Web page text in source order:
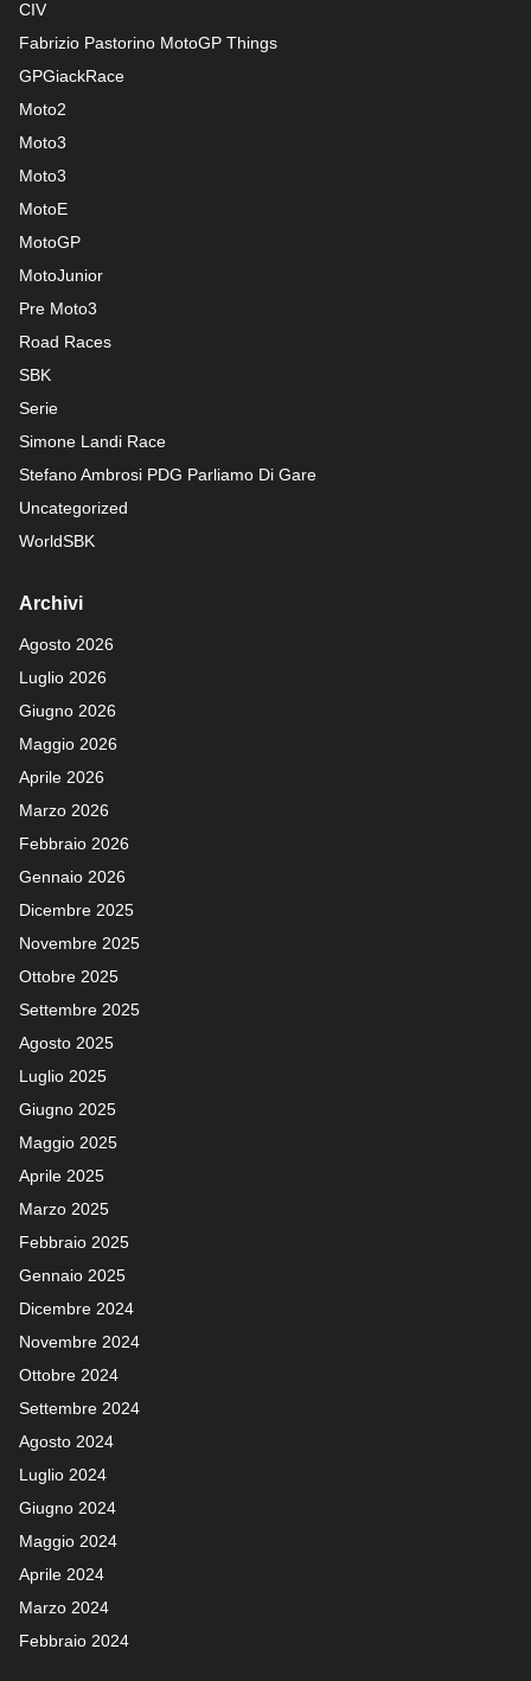
CIV
Fabrizio Pastorino MotoGP Things
GPGiackRace
Moto2
Moto3
Moto3
MotoE
MotoGP
MotoJunior
Pre Moto3
Road Races
SBK
Serie
Simone Landi Race
Stefano Ambrosi PDG Parliamo Di Gare
Uncategorized
WorldSBK
Archivi
Agosto 2026
Luglio 2026
Giugno 2026
Maggio 2026
Aprile 2026
Marzo 2026
Febbraio 2026
Gennaio 2026
Dicembre 2025
Novembre 2025
Ottobre 2025
Settembre 2025
Agosto 2025
Luglio 2025
Giugno 2025
Maggio 2025
Aprile 2025
Marzo 2025
Febbraio 2025
Gennaio 2025
Dicembre 2024
Novembre 2024
Ottobre 2024
Settembre 2024
Agosto 2024
Luglio 2024
Giugno 2024
Maggio 2024
Aprile 2024
Marzo 2024
Febbraio 2024